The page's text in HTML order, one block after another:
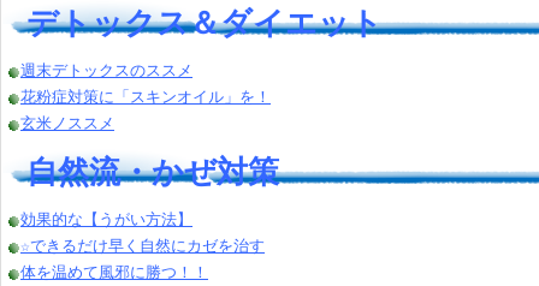
デトックス＆ダイエット
週末デトックスのススメ
花粉症対策に「スキンオイル」を！
玄米ノススメ
自然流・かぜ対策
効果的な【うがい方法】
☆できるだけ早く自然にカゼを治す
体を温めて風邪に勝つ！！